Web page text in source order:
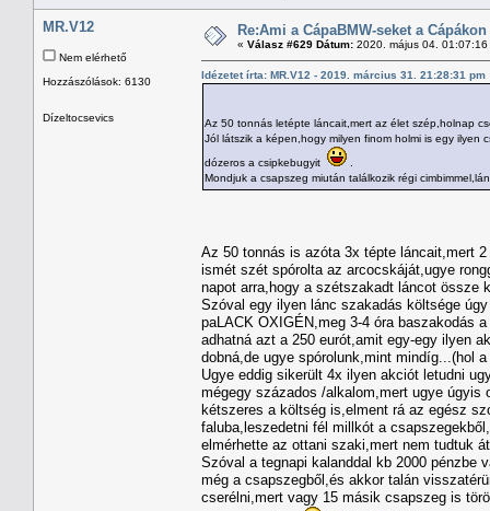
MR.V12
Nem elérhető
Hozzászólások: 6130
Dízeltocsevics
Re:Ami a CápaBMW-seket a
« Válasz #629 Dátum: 2020. május 04. 01:07:16
Idézetet írta: MR.V12 - 2019. március 31. 21:28:31 pm
Az 50 tonnás letépte láncait,mert az élet szép,holnap
Jól látszik a képen,hogy milyen finom holmi is egy
dózeros a csipkebugyit
Mondjuk a csapszeg miután találkozik régi
Az 50 tonnás is azóta 3x tépte láncait,mert
ismét szét spórolta az arcocskáját,ugye
napot arra,hogy a szétszakadt láncot össze
Szóval egy ilyen lánc szakadás költsége
paLACK OXIGÉN,meg 3-4 óra baszakodás
adhatná azt a 250 eurót,amit egy-egy ilyen
dobná,de ugye spórolunk,mint mindíg...(hol
Ugye eddig sikerült 4x ilyen akciót letudni
mégegy százados /alkalom,mert ugye
kétszeres a költség is,elment rá az egész
faluba,leszedetni fél millkót a
elmérhette az ottani szaki,mert nem tudtuk
Szóval a tegnapi kalanddal kb 2000 pénzbe
még a csapszegből,és akkor talán
cserélni,mert vagy 15 másik csapszeg is